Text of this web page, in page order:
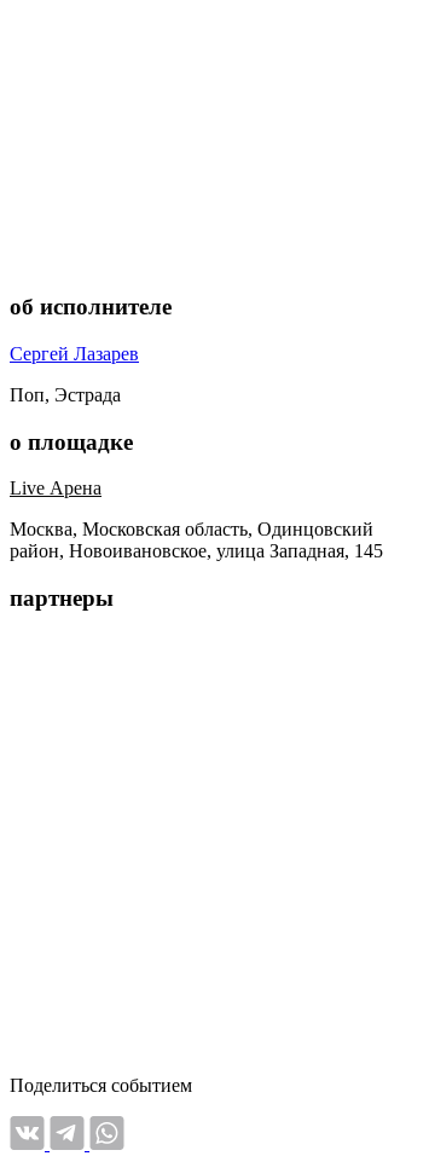
об исполнителе
Сергей Лазарев
Поп, Эстрада
о площадке
Live Арена
Москва, Московская область, Одинцовский
район, Новоивановское, улица Западная, 145
партнеры
Поделиться событием